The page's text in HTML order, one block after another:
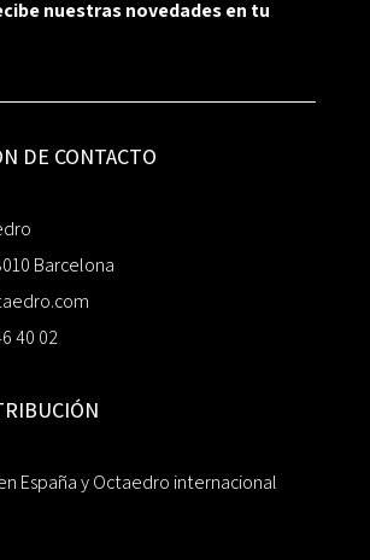
nuestras novedades en tu
DE CONTACTO
Barcelona
40 02
España y Octaedro internacional